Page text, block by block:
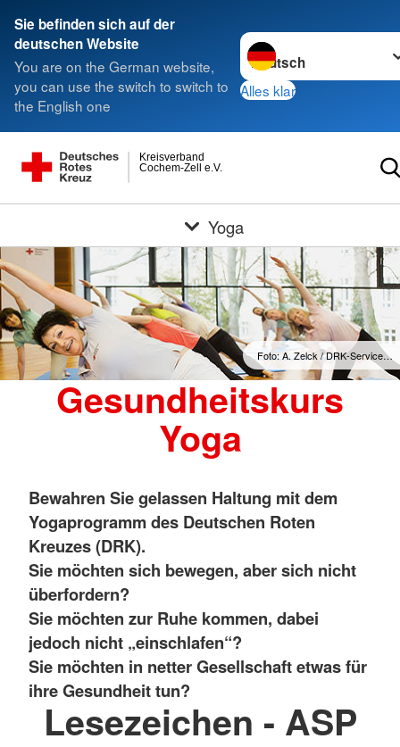
Sie befinden sich auf der
deutschen Website
You are on the German website,
you can use the switch to switch to
the English one
Sprache wechseln zu
Alles klar
Cochem-Zell e.V.
Kreisverband
Yoga
Foto: A. Zelck / DRK-Service…
Gesundheitskurs
Yoga
Bewahren Sie gelassen Haltung mit dem
Yogaprogramm des Deutschen Roten
Kreuzes (DRK).
Sie möchten sich bewegen, aber sich nicht
überfordern?
Sie möchten zur Ruhe kommen, dabei
jedoch nicht „einschlafen“?
Sie möchten in netter Gesellschaft etwas für
ihre Gesundheit tun?
Lesezeichen - ASP